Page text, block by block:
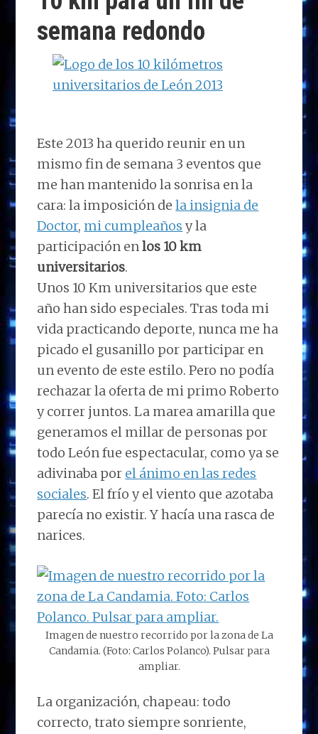
n
o
k
n p
p
m ti
semana redondo
Este 2013 ha querido reunir en un
mismo fin de semana 3 eventos que
me han mantenido la sonrisa en la
cara: la imposición dela insignia de
Doctor, mi cumpleaños y la
participación enlos 10 km
universitarios.
Unos 10 Km universitarios que este
año han sido especiales. Tras toda mi
vida practicando deporte, nunca me ha
picado el gusanillo por participar en
un evento de este estilo. Pero no podía
rechazar la oferta de mi primo Roberto
y correr juntos. La marea amarilla que
generamos el millar de personas por
todo León fue espectacular, como ya se
adivinaba por el ánimo en las redes
sociales. El frío y el viento que azotaba
parecía no existir. Y hacía una rasca de
narices.
Imagen de nuestro recorrido por la zona de La
Candamia. (Foto: Carlos Polanco). Pulsar para
ampliar.
La organización, chapeau: todo
correcto, trato siempre sonriente,